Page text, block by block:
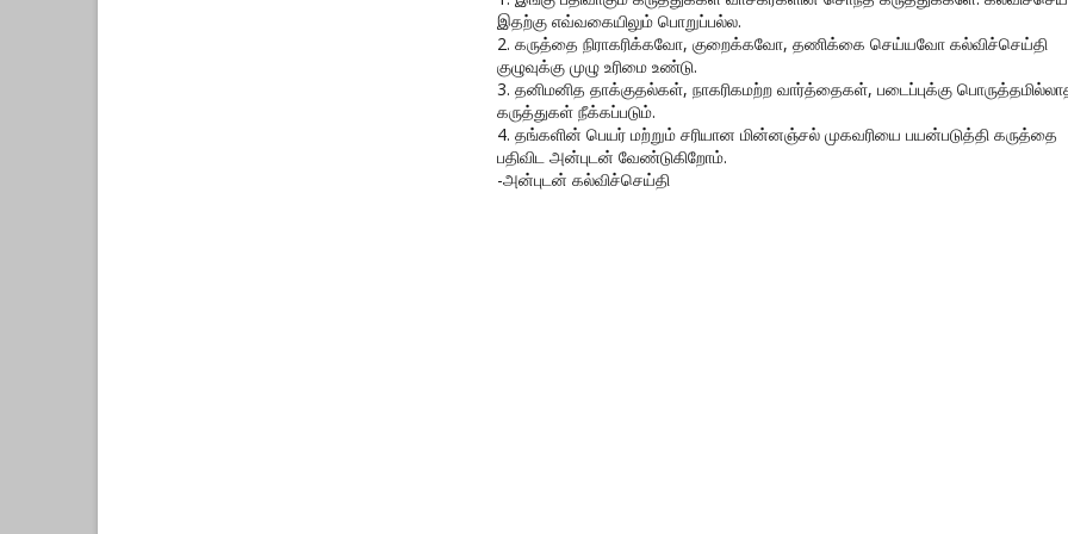
இதற்கு எவ்வகையிலும் பொறுப்பல்ல.
2. கருத்தை நிராகரிக்கவோ, குறைக்கவோ, தணிக்கை செய்யவோ கல்விச்செய்தி
குழுவுக்கு முழு உரிமை உண்டு.
3. தனிமனித தாக்குதல்கள், நாகரிகமற்ற வார்த்தைகள், படைப்புக்கு
கருத்துகள் நீக்கப்படும்.
4. தங்களின் பெயர் மற்றும் சரியான மின்னஞ்சல் முகவரியை பயன்படுத்தி கருத்தை
பதிவிட அன்புடன் வேண்டுகிறோம்.
-அன்புடன் கல்விச்செய்தி